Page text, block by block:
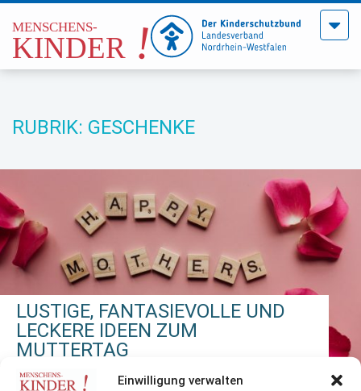
Einwilligung verwalten
Menü
RUBRIK: GESCHENKE
LUSTIGE, FANTASIEVOLLE UND
LECKERE IDEEN ZUM
MUTTERTAG
Karten, Entspannungsbäder oder köstlicher Kuchen